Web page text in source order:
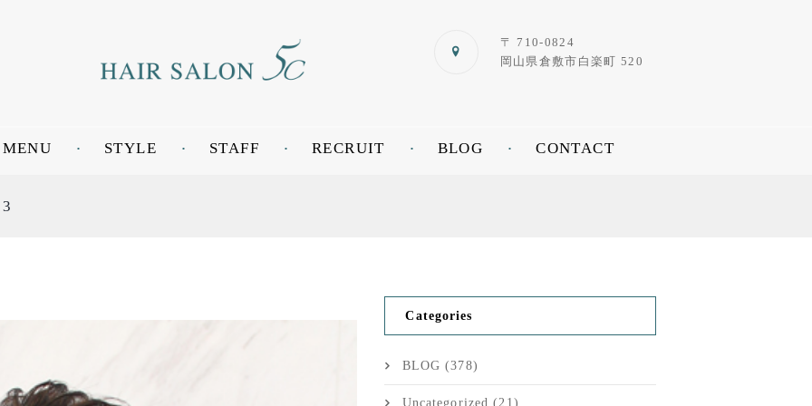
〒 710-0824
岡山県倉敷市白楽町 520
MENU STYLE STAFF RECRUIT BLOG CONTACT
Categories
BLOG (378)
Uncategorized (21)